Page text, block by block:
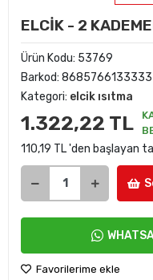
ELCİK - 2
Ürün Kodu: 53769
Barkod: 8685766133333
Kategori: elcik ısıtma
1.322,22 TL
110,19 TL 'den başlayan
Favorilerime ekle